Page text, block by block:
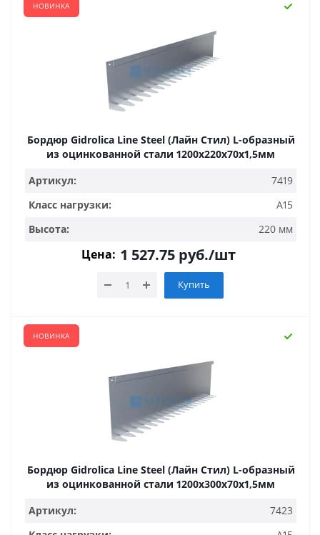
НОВИНКА
Бордюр Gidrolica Line Steel (Лайн Стил) L-образный
из оцинкованной стали 1200х220х70х1,5мм
Артикул:
7419
Класс нагрузки:
А15
Высота:
220 мм
Цена: 1 527.75руб./шт
Купить
НОВИНКА
Бордюр Gidrolica Line Steel (Лайн Стил) L-образный
из оцинкованной стали 1200х300х70х1,5мм
Артикул:
7423